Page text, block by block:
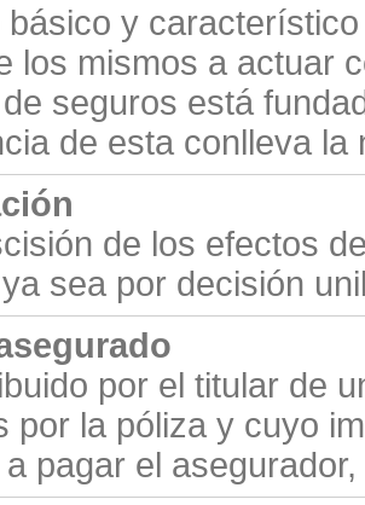
básico y
los mismos a actuar
seguros está
de esta conlleva
de los efectos
sea por decisión
por el titular de
por la póliza y cuyo
pagar el